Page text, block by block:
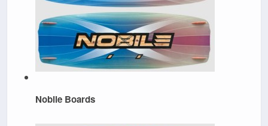
Nobile Boards